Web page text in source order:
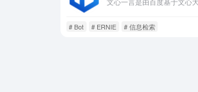
# Bot # ERNIE # 信息检索